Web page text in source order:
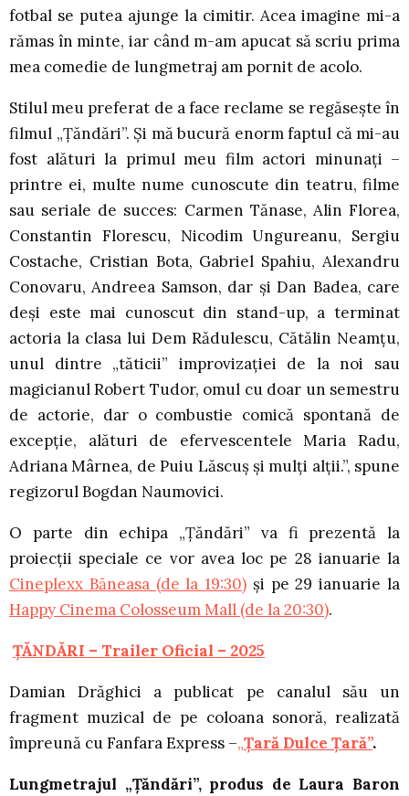
fotbal se putea ajunge la cimitir. Acea imagine mi-a
rămas în minte, iar când m-am apucat să scriu prima
mea comedie de lungmetraj am pornit de acolo.
Stilul meu preferat de a face reclame se regăsește în
filmul „Țăndări”. Și mă bucură enorm faptul că mi-au
fost alături la primul meu film actori minunați –
printre ei, multe nume cunoscute din teatru, filme
sau seriale de succes: Carmen Tănase, Alin Florea,
Constantin Florescu, Nicodim Ungureanu, Sergiu
Costache, Cristian Bota, Gabriel Spahiu, Alexandru
Conovaru, Andreea Samson, dar și Dan Badea, care
deși este mai cunoscut din stand-up, a terminat
actoria la clasa lui Dem Rădulescu, Cătălin Neamțu,
unul dintre „tăticii” improvizației de la noi sau
magicianul Robert Tudor, omul cu doar un semestru
de actorie, dar o combustie comică spontană de
excepție, alături de efervescentele Maria Radu,
Adriana Mârnea, de Puiu Lăscuș și mulți alții.”, spune
regizorul Bogdan Naumovici.
O parte din echipa „Țăndări” va fi prezentă la
proiecții speciale ce vor avea loc pe 28 ianuarie la
Cineplexx Băneasa (de la 19:30) și pe 29 ianuarie la
Happy Cinema Colosseum Mall (de la 20:30).
ȚĂNDĂRI – Trailer Oficial – 2025
Damian Drăghici a publicat pe canalul său un
fragment muzical de pe coloana sonoră, realizată
împreună cu Fanfara Express –„Țară Dulce Țară”.
Lungmetrajul „Țăndări”, produs de Laura Baron